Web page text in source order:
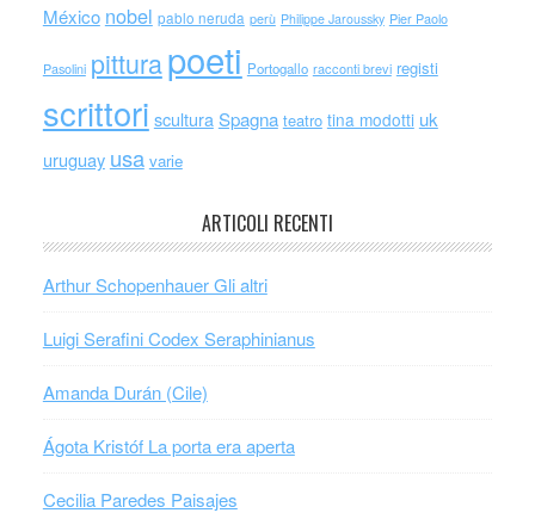
México nobel pablo neruda perù Philippe Jaroussky Pier Paolo
Pasolini pitturapoeti Portogallo racconti brevi registi
scrittori scultura Spagna teatro tina modotti uk
uruguay usa varie
ARTICOLI RECENTI
Arthur Schopenhauer Gli altri
Luigi Serafini Codex Seraphinianus
Amanda Durán (Cile)
Ágota Kristóf La porta era aperta
Cecilia Paredes Paisajes